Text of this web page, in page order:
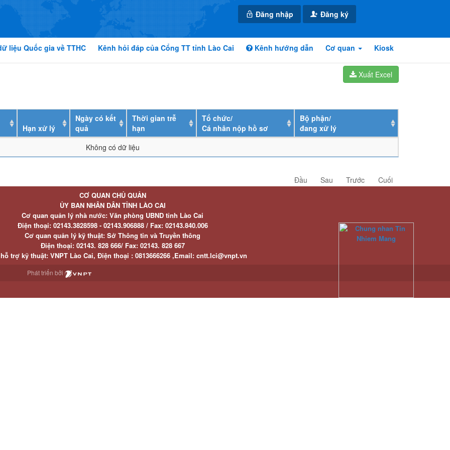
Đăng nhập Đăng ký
liệu Quốc gia về TTHC Kênh hỏi đáp của Cổng TT tỉnh Lào Cai Kênh hướng dẫn Cơ quan Kiosk
Xuất Excel
Hạn xử lý
Ngày có kết
quả
Thời gian trễ
hạn
Tổ chức/
Cá nhân nộp hồ sơ
Bộ phận/
đang xử lý
Không có dữ liệu
Đầu Sau Trước Cuối
CƠ QUAN CHỦ QUẢN
ỦY BAN NHÂN DÂN TỈNH LÀO CAI
Cơ quan quản lý nhà nước: Văn phòng UBND tỉnh Lào Cai
Điện thoại:02143.3828598 - 02143.906888 / Fax:02143.840.006
Cơ quan quản lý kỹ thuật: Sở Thông tin và Truyền thông
Điện thoại:02143. 828 666/ Fax:02143. 828 667
trợ kỹ thuật: VNPT Lào Cai, Điện thoại : 0813666266 ,Email: cntt.lci@vnpt.vn
Phát triển bởi